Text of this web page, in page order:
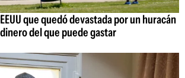
que quedó devastada por un huracán
del que puede gastar